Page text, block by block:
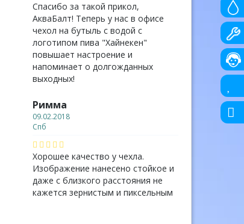
Спасибо за такой прикол,
АкваБалт! Теперь у нас в офисе
чехол на бутыль с водой с
логотипом пива "Хайнекен"
повышает настроение и
напоминает о долгожданных
выходных!
Римма
09.02.2018
Спб
Хорошее качество у чехла.
Изображение нанесено стойкое и
даже с близкого расстояния не
кажется зернистым и пиксельным